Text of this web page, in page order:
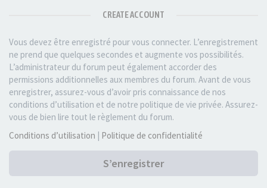
CREATE ACCOUNT
Vous devez être enregistré pour vous connecter. L’enregistrement
ne prend que quelques secondes et augmente vos possibilités.
L’administrateur du forum peut également accorder des
permissions additionnelles aux membres du forum. Avant de vous
enregistrer, assurez-vous d’avoir pris connaissance de nos
conditions d’utilisation et de notre politique de vie privée. Assurez-
vous de bien lire tout le règlement du forum.
Conditions d’utilisation | Politique de confidentialité
S’enregistrer